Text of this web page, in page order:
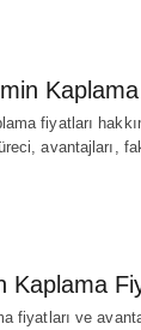
Kaplama
fiyatları
avantajları,
Kaplama
fiyatları ve